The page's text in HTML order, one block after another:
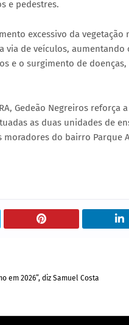
e pedestres.
excessivo da
via de veículos,
e o surgimento de
Gedeão Negreiros
as duas unidades de
do bairro Parque
em 2026”, diz Samuel Costa